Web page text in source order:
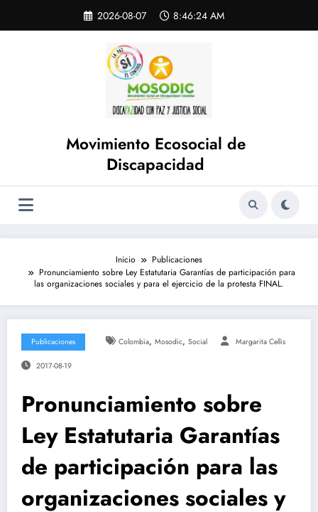
contenido
2026-08-07 8:46:24 AM
Movimiento Ecosocial de
Discapacidad
Inicio
Publicaciones
Pronunciamiento sobre Ley Estatutaria Garantías de participación para
las organizaciones sociales y para el ejercicio de la protesta FINAL.
Publicaciones Colombia, Mosodic, Social Margarita Cellis
2017-08-19
Pronunciamiento sobre
Ley Estatutaria Garantías
de participación para las
organizaciones sociales y